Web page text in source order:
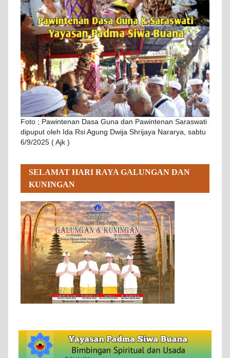
Foto ; Pawintenan Dasa Guna dan Pawintenan Saraswati
dipuput oleh Ida Rsi Agung Dwija Shrijaya Nararya, sabtu
6/9/2025 ( Ajk )
SELAMAT HARI RAYA GALUNGAN DAN
KUNINGAN